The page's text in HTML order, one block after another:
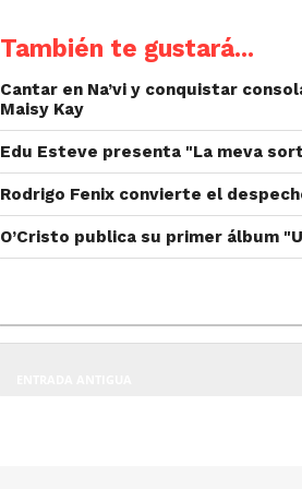
También te gustará...
Cantar en Na’vi y conquistar
Maisy Kay
Edu Esteve presenta "La meva
Rodrigo Fenix convierte el
O’Cristo publica su primer álbum